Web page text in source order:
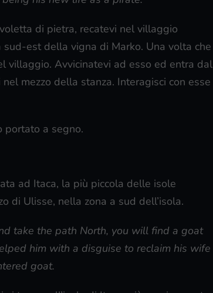
di pietra, recatevi nel villaggio
est della vigna di Marko. Una volta che
villaggio. Avvicinatevi ad esso ed entra dal
mezzo della stanza. Interagisci con esse
portato a segno.
ad Itaca, la più piccola delle isole
di Ulisse, nella zona a sud dell’isola.
take the path North, you will find a goat
him with a disguise to reclaim his wife
goat.